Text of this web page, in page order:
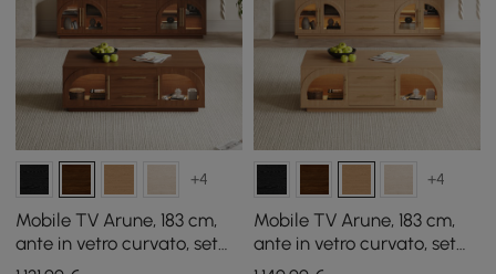
+4
Mobile TV Arune, 183 cm,
ante in vetro curvato, set
tavolino da caffè con
+4
Mobile TV Arune, 183 cm,
ante in vetro curvato, set
tavolino da caffè con